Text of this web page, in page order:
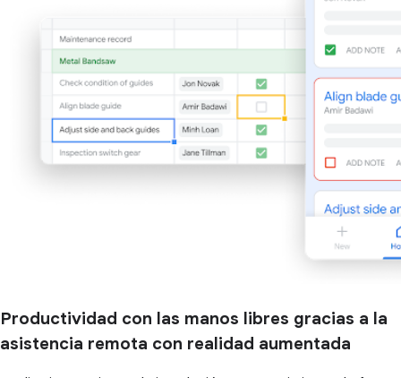
Productividad con las manos libres gracias a la
asistencia remota con realidad aumentada